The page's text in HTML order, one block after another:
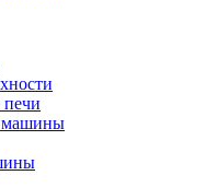
машины